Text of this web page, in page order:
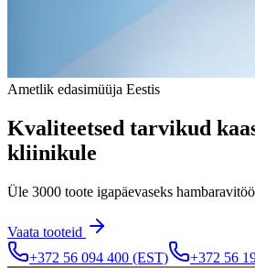
Ametlik edasimüüja Eestis
Kvaliteetsed tarvikud
kliinikule
Üle 3000 toote igapäevaseks
Vaata tooteid
+372 56 094 400 (EST) +372 56